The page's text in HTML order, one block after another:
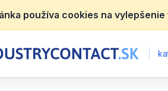
používa cookies na